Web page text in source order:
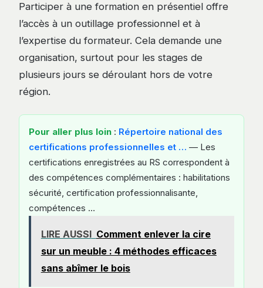
Participer à une formation en présentiel offre
l’accès à un outillage professionnel et à
l’expertise du formateur. Cela demande une
organisation, surtout pour les stages de
plusieurs jours se déroulant hors de votre
région.
Pour aller plus loin : Répertoire national des
certifications professionnelles et … — Les
certifications enregistrées au RS correspondent à
des compétences complémentaires : habilitations
sécurité, certification professionnalisante,
compétences …
LIRE AUSSI Comment enlever la cire
sur un meuble : 4 méthodes efficaces
sans abîmer le bois